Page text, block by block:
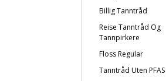
Billig Tanntråd
Reise Tanntråd Og
Tannpirkere
Floss Regular
Tanntråd Uten PFAS